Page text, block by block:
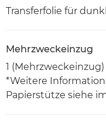
Transferfolie für
Mehrzweckeinzug
1 (Mehrzweckeinzug)
*Weitere
Papierstütze siehe